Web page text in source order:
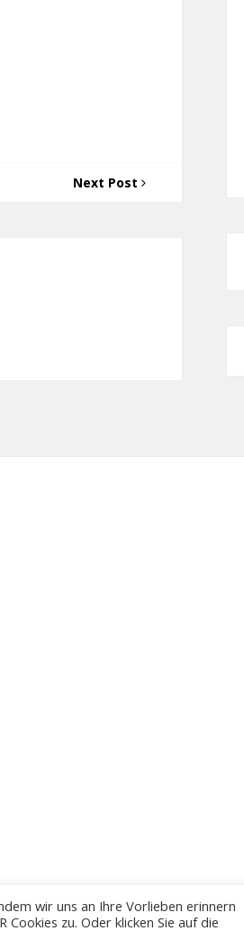
Next Post
wir uns an Ihre Vorlieben erinnern
zu. Oder klicken Sie auf die